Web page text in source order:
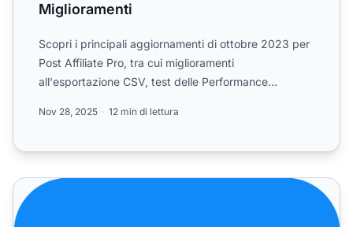
Miglioramenti
Scopri i principali aggiornamenti di ottobre 2023 per
Post Affiliate Pro, tra cui miglioramenti
all'esportazione CSV, test delle Performance
Nov 28, 2025 12 min di lettura
Post Affiliate Pro - miglioramenti e correzioni di bug per